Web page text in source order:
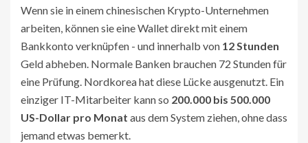
Wenn sie in einem chinesischen Krypto-Unternehmen
arbeiten, können sie eine Wallet direkt mit einem
Bankkonto verknüpfen - und innerhalb von 12 Stunden
Geld abheben. Normale Banken brauchen 72 Stunden für
eine Prüfung. Nordkorea hat diese Lücke ausgenutzt. Ein
einziger IT-Mitarbeiter kann so 200.000 bis 500.000
US-Dollar pro Monat aus dem System ziehen, ohne dass
jemand etwas bemerkt.